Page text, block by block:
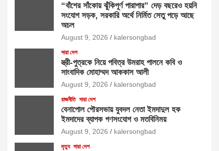
“বাঁশের সাঁকোয় ঝুঁকিপূর্ণ পারাপার” দেড় বছরেও হয়নি
সংযোগ সড়ক, সরকারি অর্থে নির্মিত সেতু পড়ে আছে
অচল
August 9, 2026 kalersongbad
সারা দেশ
স্ত্রী-পুত্রকে নিয়ে পবিত্র উমরাহ পালনে কবি ও
সাংবাদিক মোহাম্মদ আককাস আলী
August 9, 2026 kalersongbad
রাজনীতি সারা দেশ
বেনাপোল পৌরসভায় যুবদল নেতা ইমদাদুল হক
ইমদাদের ব্যাপক গণসংযোগ ও মতবিনিময়
August 9, 2026 kalersongbad
মৃত্যু সারা দেশ